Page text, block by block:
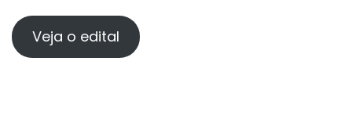
Veja o edital